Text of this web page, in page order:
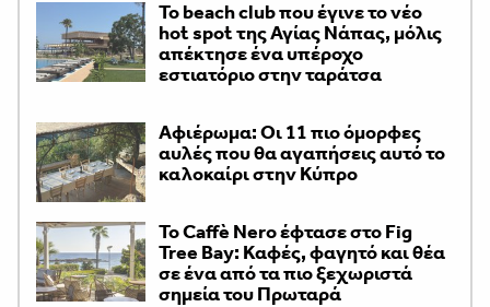
Το beach club που έγινε το νέο
hot spot της Αγίας Νάπας, μόλις
απέκτησε ένα υπέροχο
εστιατόριο στην ταράτσα
Αφιέρωμα: Οι 11 πιο όμορφες
αυλές που θα αγαπήσεις αυτό το
καλοκαίρι στην Κύπρο
Το Caffè Nero έφτασε στο Fig
Tree Bay: Καφές, φαγητό και θέα
σε ένα από τα πιο ξεχωριστά
σημεία του Πρωταρά